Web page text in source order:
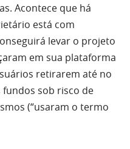
Acontece que há
está com
levar o projeto
em sua plataforma
retirarem até no
fundos sob risco de
(“usaram o termo